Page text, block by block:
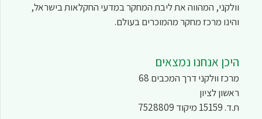
וולקני, המהווה את ליבת המחקר במדעי החקלאות בישראל,
והינו מרכז מחקר מהמוכרים בעולם.
היכן אנחנו נמצאים
מרכז וולקני דרך המכבים 68
ראשון לציון
ת.ד. 15159 מיקוד 7528809